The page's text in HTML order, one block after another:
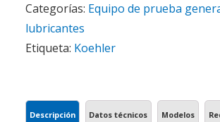
Categorías: Equipo de prueba
lubricantes
Etiqueta: Koehler
Descripción Datos técnicos Modelos